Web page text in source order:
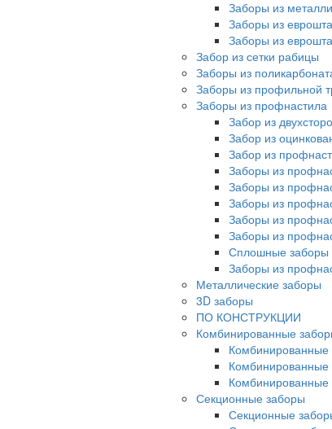
Заборы из
Заборы из
Заборы из
Забор из сетки рабицы
Заборы из
Заборы из профильной
Заборы из профнастила
Забор из
Забор из
Забор из
Заборы из
Заборы из
Заборы из
Заборы из
Заборы из
Сплошные заборы
Заборы из
Металлические заборы
3D заборы
ПО КОНСТРУКЦИИ
Комбинированные
Комбинированные
Комбинированные
Секционные заборы
Секционные